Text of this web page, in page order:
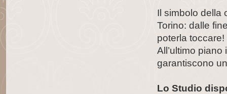
Il simbolo della
Torino: dalle
poterla toccare!
All’ultimo
garantiscono
Lo Studio